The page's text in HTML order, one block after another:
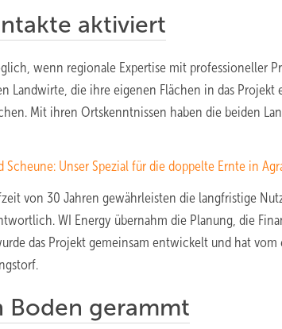
aktiviert
wenn regionale Expertise mit professioneller
Landwirte, die ihre eigenen Flächen in das
Mit ihren Ortskenntnissen haben die beiden
Unser Spezial für die doppelte Ernte in
von 30 Jahren gewährleisten die langfristige
WI Energy übernahm die Planung, die
das Projekt gemeinsam entwickelt und hat
Boden gerammt